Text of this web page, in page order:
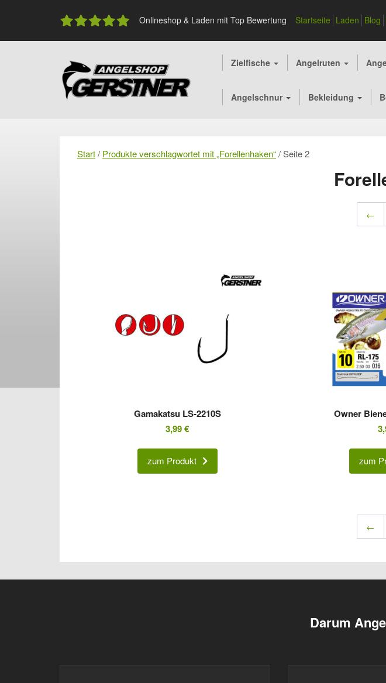
Onlineshop & Laden mit Top Bewertung Startseite Laden Blog
Zielfische Angelruten
Angelschnur Bekleidung
Start/ Produkte verschlagwortet mit „Forellenhaken“/ Seite 2
←
Gamakatsu LS-2210S
3,99€
zum Produkt
Owner
zum
←
Darum